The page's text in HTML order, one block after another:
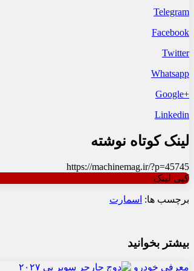
Telegram
Facebook
Twitter
Whatsapp
+Google
Linkedin
لینک کوتاه نوشته
https://machinemag.ir/?p=45745
کپی لینک
برچسب ها: اسمارت
بیشتر بخوانید
معرفی خودرو